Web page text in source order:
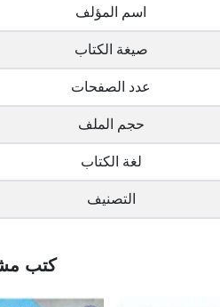
اسم المؤلف
صيغة الكتاب
عدد الصفحات
حجم الملف
لغة الكتاب
التصنيف
كتب